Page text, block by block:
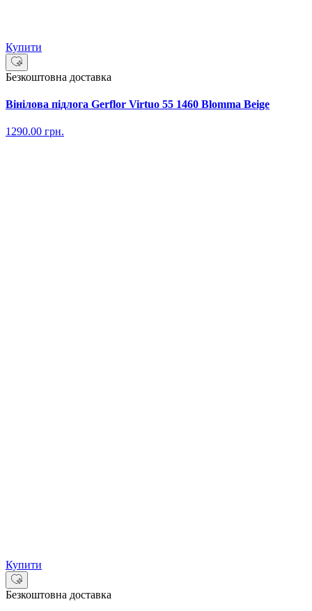
Купити
Безкоштовна доставка
Вінілова підлога Gerflor Virtuo 55 1460 Blomma Beige
1290.00 грн.
Купити
Безкоштовна доставка